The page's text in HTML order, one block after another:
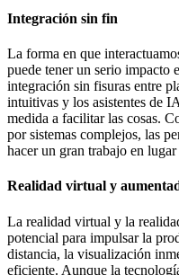
Integración sin fin
La forma en que
puede tener un serio impacto
integración sin fisuras entre
intuitivas y los asistentes de
medida a facilitar las cosas.
por sistemas complejos, las
hacer un gran trabajo en
Realidad virtual y
La realidad virtual y la
potencial para impulsar la
distancia, la visualización
eficiente. Aunque la